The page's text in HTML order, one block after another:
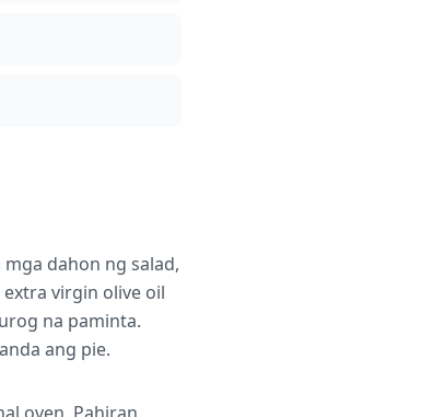
dahon ng salad,
virgin olive oil
na paminta.
ang pie.